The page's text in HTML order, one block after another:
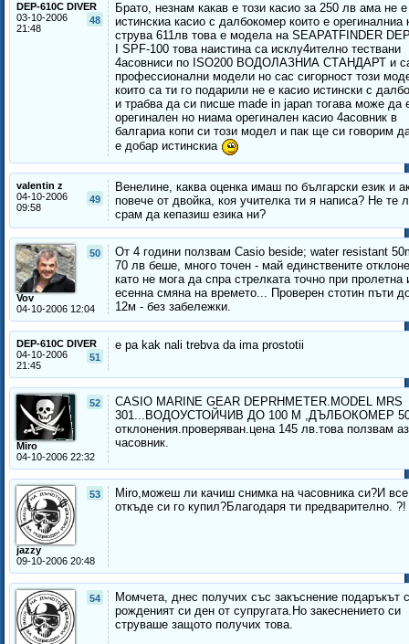
DEP-610C DIVER
48
03-10-2006
21:48
Брато, незнам какав е този касио за 250 лв ама не е
истинскиа касио с далбокомер които е орегиналниа
струва 611лв това е модела на SEAPATFINDER
I SPF-100 това наистина са исклу4ително тествани
4асовниси по ISO200 ВОДОЛАЗНИА СТАНДАРТ и
профессионални модели но сас сигорност този
които са ти го подарили не е касио истински с
и трабва да си писше made in japan тогава може да
орегинален но ниама орегинален касио 4асовник в
балгариа копи си този модел и пак ще си говорим
е добар истинскиа
valentin z
49
04-10-2006
09:58
Венелине, каква оценка имаш по български език и
повече от двойка, коя учителка ти я написа? Не те
срам да кепазиш езика ни?
50
Vov
04-10-2006 12:04
От 4 години ползвам Casio beside; water resistant
70 лв беше, много точен - май единствените
като не мога да спра стрелката точно при пролетна
есенна смяна на времето... Проверен стотин пъти
12м - без забележки.
DEP-610C DIVER
51
04-10-2006
21:45
e pa kak nali trebva da ima prostotii
52
Miro
04-10-2006 22:32
CASIO MARINE GEAR DEPRHMETER.MODEL MRS
301...ВОДОУСТОЙЧИВ ДО 100 М ,ДЪЛБОКОМЕР
отклонения.проверяван.цена 145 лв.това ползвам
часовник.
53
jazzy
09-10-2006 20:48
Miro,можеш ли качиш снимка на часовника си?И
откъде си го купил?Благодаря ти предварително. ?!
54
Момчета, днес получих със закъснение подаръкът
рожденият си ден от супругата.Но закеснението си
струваше защото получих това.